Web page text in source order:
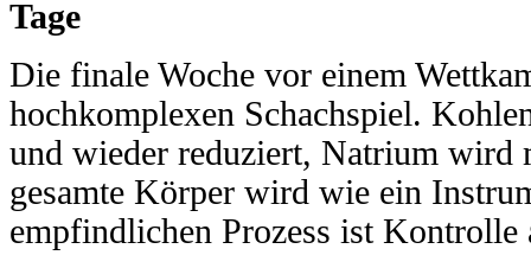
Tage
Die finale Woche vor einem
hochkomplexen Schachspiel.
und wieder reduziert, Natrium wird
gesamte Körper wird wie ein
empfindlichen Prozess ist Kontrolle